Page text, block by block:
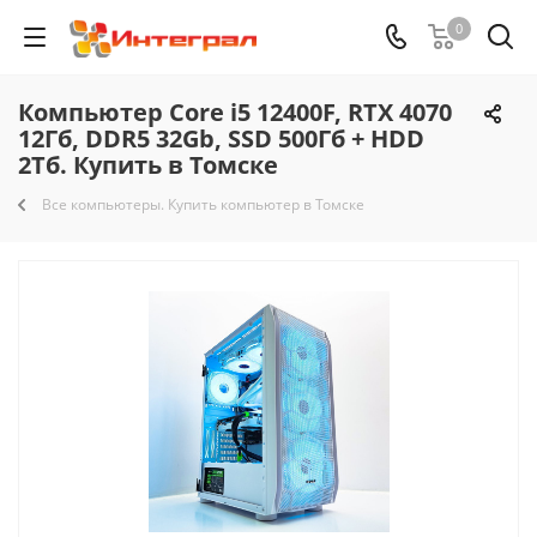
0
Компьютер Core i5 12400F, RTX 4070
12Гб, DDR5 32Gb, SSD 500Гб + HDD
2Тб. Купить в Томске
Все компьютеры. Купить компьютер в Томске